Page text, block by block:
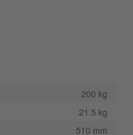
200 kg
21.5 kg
510 mm